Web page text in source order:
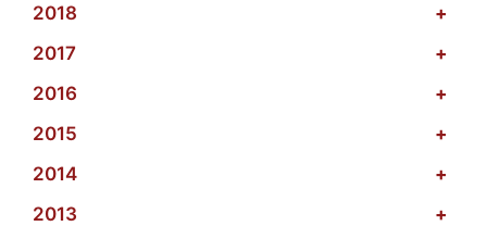
2018
+
2017
+
2016
+
2015
+
2014
+
2013
+